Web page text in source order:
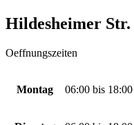
Hildesheimer Str.
Oeffnungszeiten
Montag 06:00 bis 18:00